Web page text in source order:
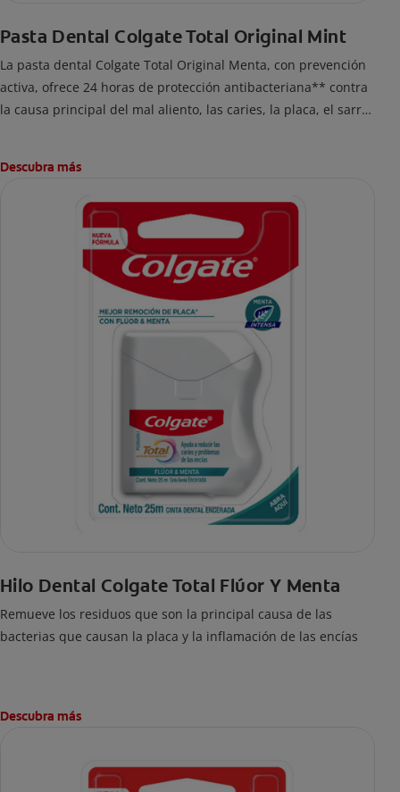
Pasta Dental Colgate Total Original Mint
La pasta dental Colgate Total Original Menta, con prevención
activa, ofrece 24 horas de protección antibacteriana** contra
la causa principal del mal aliento, las caries, la placa, el sarro
Descubra más
Hilo Dental Colgate Total Flúor Y Menta
Remueve los residuos que son la principal causa de las
bacterias que causan la placa y la inflamación de las encías
Descubra más